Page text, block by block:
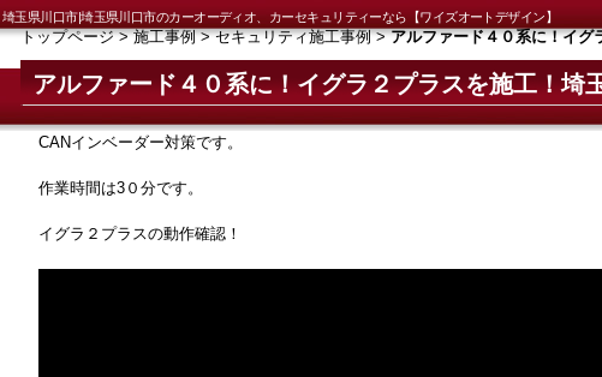
玉県川口市|埼玉県川口市のカーオーディオ、カーセキュリティーなら【ワイズオートデザイン】
トップページ>施工事例>セキュリティ施工事例>アルファード４０系に！イグ
アルファード４０系に！イグラ２プラスを施工！埼
CANインベーダー対策です。
作業時間は3０分です。
イグラ２プラスの動作確認！